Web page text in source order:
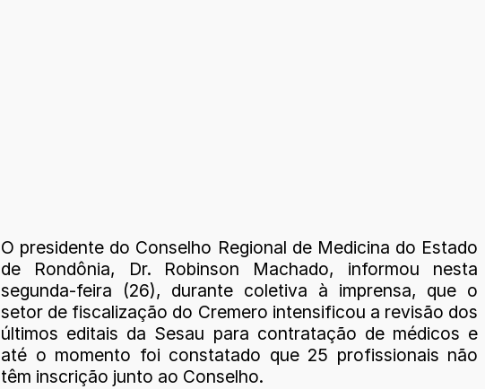
O presidente do Conselho Regional de Medicina do Estado
de Rondônia, Dr. Robinson Machado, informou nesta
segunda-feira (26), durante coletiva à imprensa, que o
setor de fiscalização do Cremero intensificou a revisão dos
últimos editais da Sesau para contratação de médicos e
até o momento foi constatado que 25 profissionais não
têm inscrição junto ao Conselho.